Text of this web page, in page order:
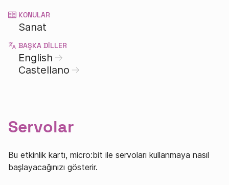
KONULAR
Sanat
BAŞKA DILLER
English
Castellano
Servolar
Bu etkinlik kartı, micro:bit ile servoları kullanmaya nasıl
başlayacağınızı gösterir.